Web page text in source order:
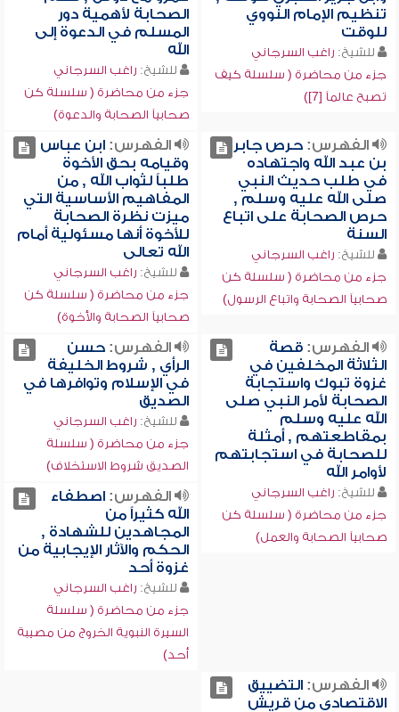
تنظيم الإمام النووي
للوقت
للشيخ: راغب السرجاني
جزء من محاضرة ( سلسلة كيف
تصبح عالماً [7])
الصحابة لأهمية دور
المسلم في الدعوة إلى
الله
للشيخ: راغب السرجاني
جزء من محاضرة ( سلسلة كن
صحابياً الصحابة والدعوة)
الفهرس:حرص جابر
بن عبد الله واجتهاده
في طلب حديث النبي
صلى الله عليه وسلم ,
حرص الصحابة على اتباع
السنة
للشيخ: راغب السرجاني
جزء من محاضرة ( سلسلة كن
صحابياً الصحابة واتباع الرسول)
الفهرس:ابن عباس
وقيامه بحق الأخوة
طلباً لثواب الله , من
المفاهيم الأساسية التي
ميزت نظرة الصحابة
للأخوة أنها مسئولية أمام
الله تعالى
للشيخ: راغب السرجاني
جزء من محاضرة ( سلسلة كن
صحابياً الصحابة والأخوة)
الفهرس:قصة
الثلاثة المخلفين في
غزوة تبوك واستجابة
الصحابة لأمر النبي صلى
الله عليه وسلم
بمقاطعتهم , أمثلة
للصحابة في استجابتهم
لأوامر الله
للشيخ: راغب السرجاني
جزء من محاضرة ( سلسلة كن
صحابياً الصحابة والعمل)
الفهرس:حسن
الرأي , شروط الخليفة
في الإسلام وتوافرها في
الصديق
للشيخ: راغب السرجاني
جزء من محاضرة ( سلسلة
الصديق شروط الاستخلاف)
الفهرس:اصطفاء
الله كثيراً من
المجاهدين للشهادة ,
الحكم والآثار الإيجابية من
غزوة أحد
للشيخ: راغب السرجاني
جزء من محاضرة ( سلسلة
السيرة النبوية الخروج من مصيبة
أحد)
الفهرس:التضييق
الاقتصادي من قريش